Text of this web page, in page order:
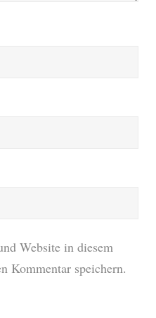
Website in diesem
Kommentar speichern.